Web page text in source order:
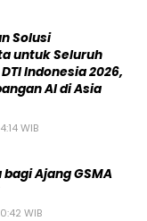
Solusi
untuk Seluruh
Indonesia 2026,
AI di Asia
WIB
Ajang GSMA
WIB